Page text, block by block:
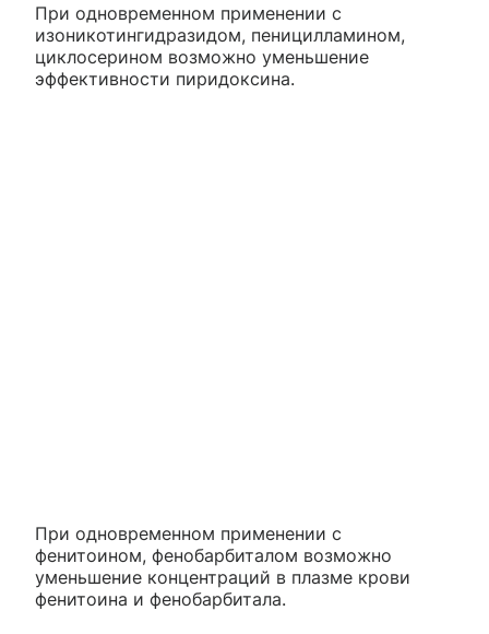
При одновременном применении с
изоникотингидразидом, пеницилламином,
циклосерином возможно уменьшение
эффективности пиридоксина.
При одновременном применении с
фенитоином, фенобарбиталом возможно
уменьшение концентраций в плазме крови
фенитоина и фенобарбитала.